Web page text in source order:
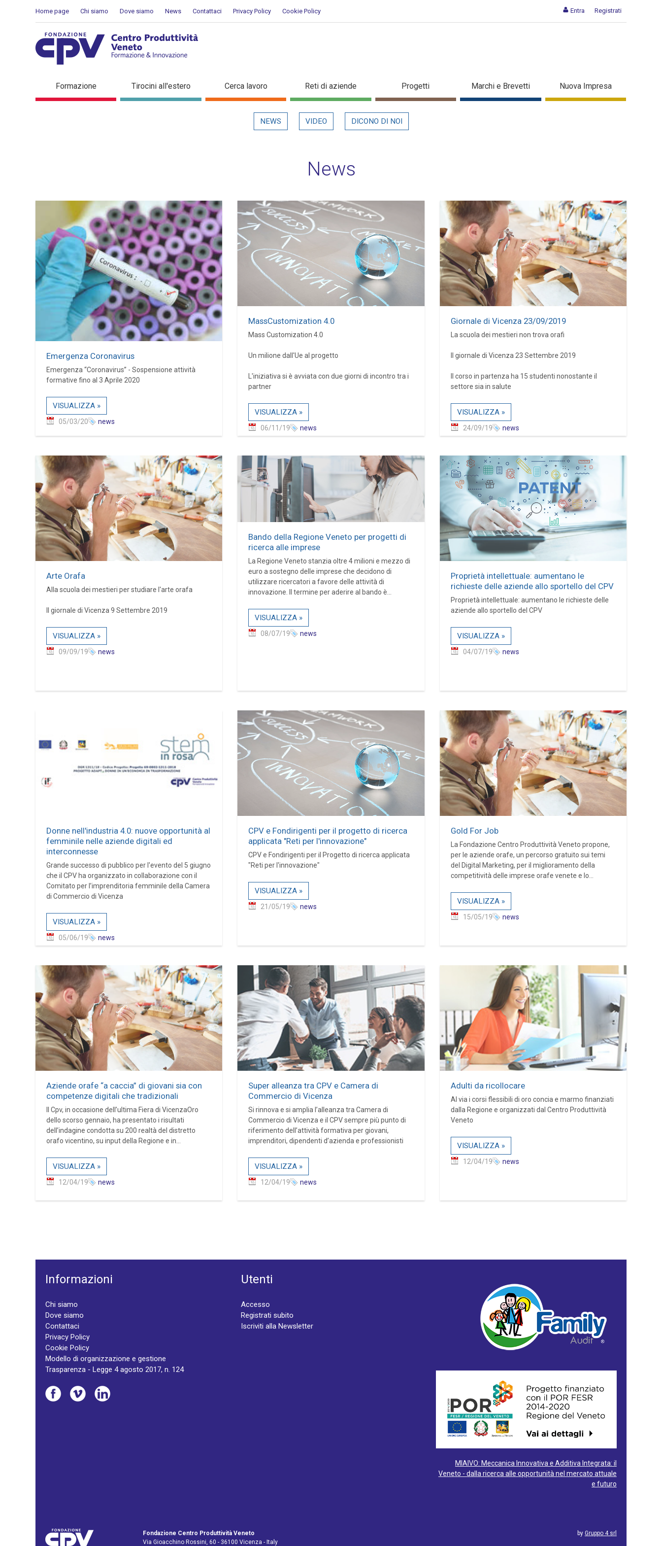
Entra Registrati
Home page Chi siamo Dove siamo News Contattaci Privacy Policy Cookie Policy
Dettaglio in evidenza
Formazione Tirocini all'estero Cerca lavoro Reti di aziende Progetti Marchi e Brevetti Nuova Impresa
NEWS VIDEO DICONO DI NOI
News
Emergenza Coronavirus
Emergenza “Coronavirus” - Sospensione attività
formative fino al 3 Aprile 2020
VISUALIZZA »
05/03/20 news
MassCustomization 4.0
Mass Customization 4.0
Un milione dall'Ue al progetto
L'iniziativa si è avviata con due giorni di incontro tra i
partner
VISUALIZZA »
06/11/19 news
Giornale di Vicenza 23/09/2019
La scuola dei mestieri non trova orafi
Il giornale di Vicenza 23 Settembre 2019
Il corso in partenza ha 15 studenti nonostante il
settore sia in salute
VISUALIZZA »
24/09/19 news
Arte Orafa
Alla scuola dei mestieri per studiare l'arte orafa
Il giornale di Vicenza 9 Settembre 2019
VISUALIZZA »
09/09/19 news
Bando della Regione Veneto per progetti di
ricerca alle imprese
La Regione Veneto stanzia oltre 4 milioni e mezzo di
euro a sostegno delle imprese che decidono di
utilizzare ricercatori a favore delle attività di
innovazione. Il termine per aderire al bando è...
VISUALIZZA »
08/07/19 news
Proprietà intellettuale: aumentano le
richieste delle aziende allo sportello del CPV
Proprietà intellettuale: aumentano le richieste delle
aziende allo sportello del CPV
VISUALIZZA »
04/07/19 news
Donne nell'industria 4.0: nuove opportunità al
femminile nelle aziende digitali ed
interconnesse
Grande successo di pubblico per l'evento del 5 giugno
che il CPV ha organizzato in collaborazione con il
Comitato per l’imprenditoria femminile della Camera
di Commercio di Vicenza
VISUALIZZA »
05/06/19 news
CPV e Fondirigenti per il progetto di ricerca
applicata "Reti per l'innovazione"
CPV e Fondirigenti per il Progetto di ricerca applicata
"Reti per l'innovazione"
VISUALIZZA »
21/05/19 news
Gold For Job
La Fondazione Centro Produttività Veneto propone,
per le aziende orafe, un percorso gratuito sui temi
del Digital Marketing, per il miglioramento della
competitività delle imprese orafe venete e lo...
VISUALIZZA »
15/05/19 news
Aziende orafe “a caccia” di giovani sia con
competenze digitali che tradizionali
Il Cpv, in occasione dell’ultima Fiera di VicenzaOro
dello scorso gennaio, ha presentato i risultati
dell’indagine condotta su 200 realtà del distretto
orafo vicentino, su input della Regione e in...
VISUALIZZA »
12/04/19 news
Super alleanza tra CPV e Camera di
Commercio di Vicenza
Si rinnova e si amplia l’alleanza tra Camera di
Commercio di Vicenza e il CPV sempre più punto di
riferimento dell’attività formativa per giovani,
imprenditori, dipendenti d’azienda e professionisti
VISUALIZZA »
12/04/19 news
Adulti da ricollocare
Al via i corsi flessibili di oro concia e marmo finanziati
dalla Regione e organizzati dal Centro Produttività
Veneto
VISUALIZZA »
12/04/19 news
Informazioni
Chi siamo
Dove siamo
Contattaci
Privacy Policy
Cookie Policy
Modello di organizzazione e gestione
Trasparenza - Legge 4 agosto 2017, n. 124
Utenti
Accesso
Registrati subito
Iscriviti alla Newsletter
MIAIVO: Meccanica Innovativa e Additiva Integrata: il
Veneto - dalla ricerca alle opportunità nel mercato attuale
e futuro
Fondazione Centro Produttività Veneto
Via Gioacchino Rossini, 60 - 36100 Vicenza - Italy
by Gruppo 4 srl